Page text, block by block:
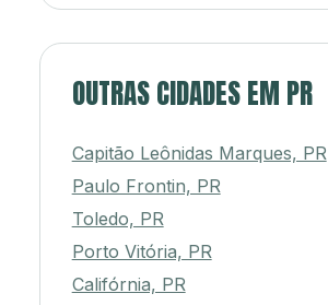
OUTRAS CIDADES EM PR
Capitão Leônidas Marques, PR
Paulo Frontin, PR
Toledo, PR
Porto Vitória, PR
Califórnia, PR